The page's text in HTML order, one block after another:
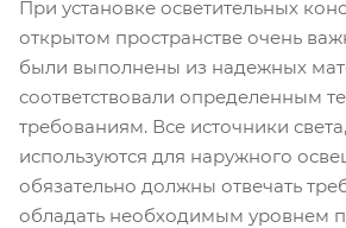
При установке осветительных
открытом пространстве очень
были выполнены из надежных
соответствовали определенным
требованиям. Все источники
используются для наружного
обязательно должны отвечать
обладать необходимым уровнем